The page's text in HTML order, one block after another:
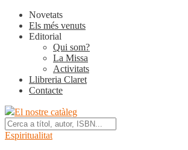
Novetats
Els més venuts
Editorial
Qui som?
La Missa
Activitats
Llibreria Claret
Contacte
El nostre catàleg
Espiritualitat